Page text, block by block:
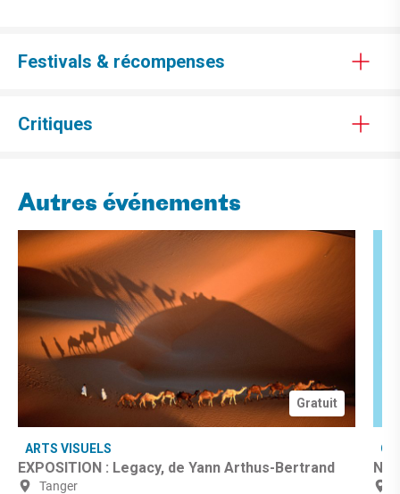
Festivals & récompenses
Critiques
Autres événements
Gratuit
ARTS VISUELS
EXPOSITION : Legacy, de Yann Arthus-Bertrand
Tanger